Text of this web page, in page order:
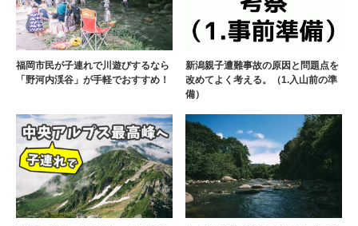
福岡市民が子連れで川遊びするなら
「野河内渓谷」が手軽でおすすめ！
新潟親子遭難事故の原因と問題点を
改めてよく考える。（1.入山前の準
備）